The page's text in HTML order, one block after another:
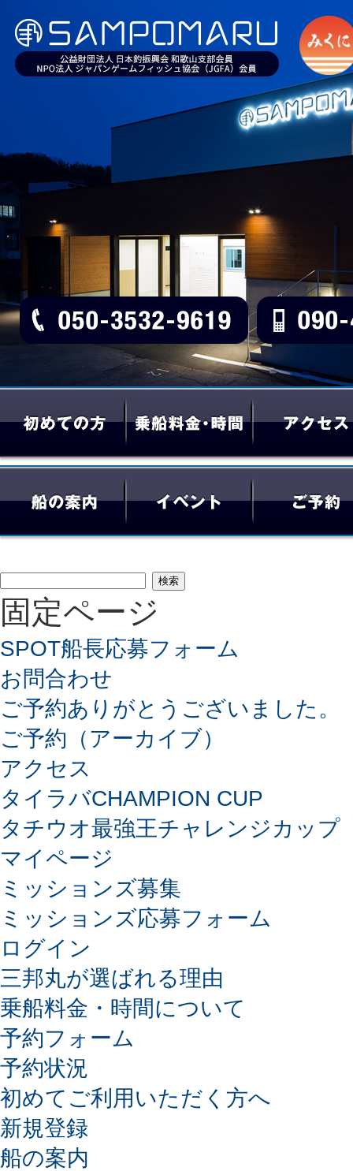
検
索:
固定ページ
SPOT船長応募フォーム
お問合わせ
ご予約ありがとうございました。
ご予約（アーカイブ）
アクセス
タイラバCHAMPION CUP
タチウオ最強王チャレンジカップ
マイページ
ミッションズ募集
ミッションズ応募フォーム
ログイン
三邦丸が選ばれる理由
乗船料金・時間について
予約フォーム
予約状況
初めてご利用いただく方へ
新規登録
船の案内